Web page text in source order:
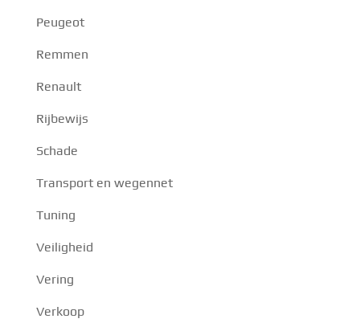
Peugeot
Remmen
Renault
Rijbewijs
Schade
Transport en wegennet
Tuning
Veiligheid
Vering
Verkoop